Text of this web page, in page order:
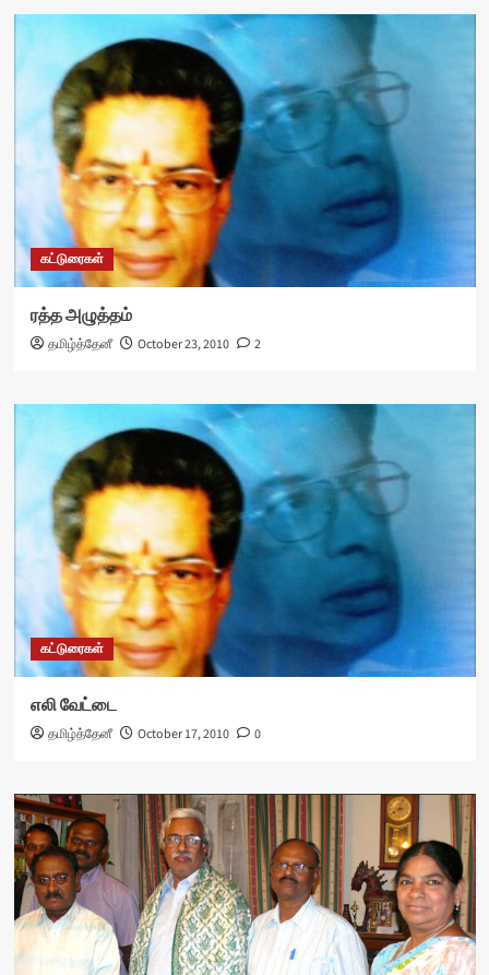
கட்டுரைகள்
ரத்த அழுத்தம்
தமிழ்த்தேனீ October 23, 2010 2
கட்டுரைகள்
எலி வேட்டை
தமிழ்த்தேனீ October 17, 2010 0